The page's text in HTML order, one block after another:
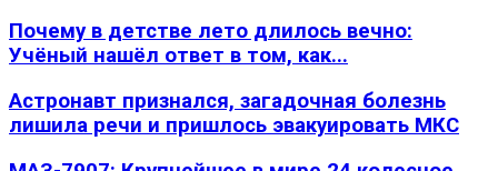
Почему в детстве лето длилось вечно:
Учёный нашёл ответ в том, как...
Астронавт признался, загадочная болезнь
лишила речи и пришлось эвакуировать МКС